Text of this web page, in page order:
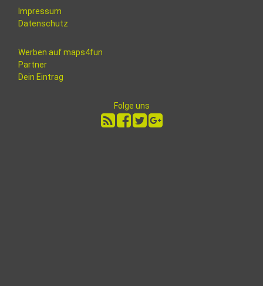
Impressum
Datenschutz
Werben auf maps4fun
Partner
Dein Eintrag
Folge uns